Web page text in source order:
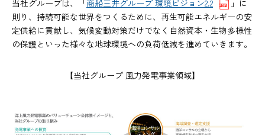
当社グループは、「商船三井グループ 環境ビジョン2.2
」に
則り、持続可能な世界をつくるために、再生可能エネルギーの安
定供給に貢献し、気候変動対策だけでなく自然資本・生物多様性
の保護といった様々な地球環境への負荷低減を進めていきます。
【当社グループ 風力発電事業領域】